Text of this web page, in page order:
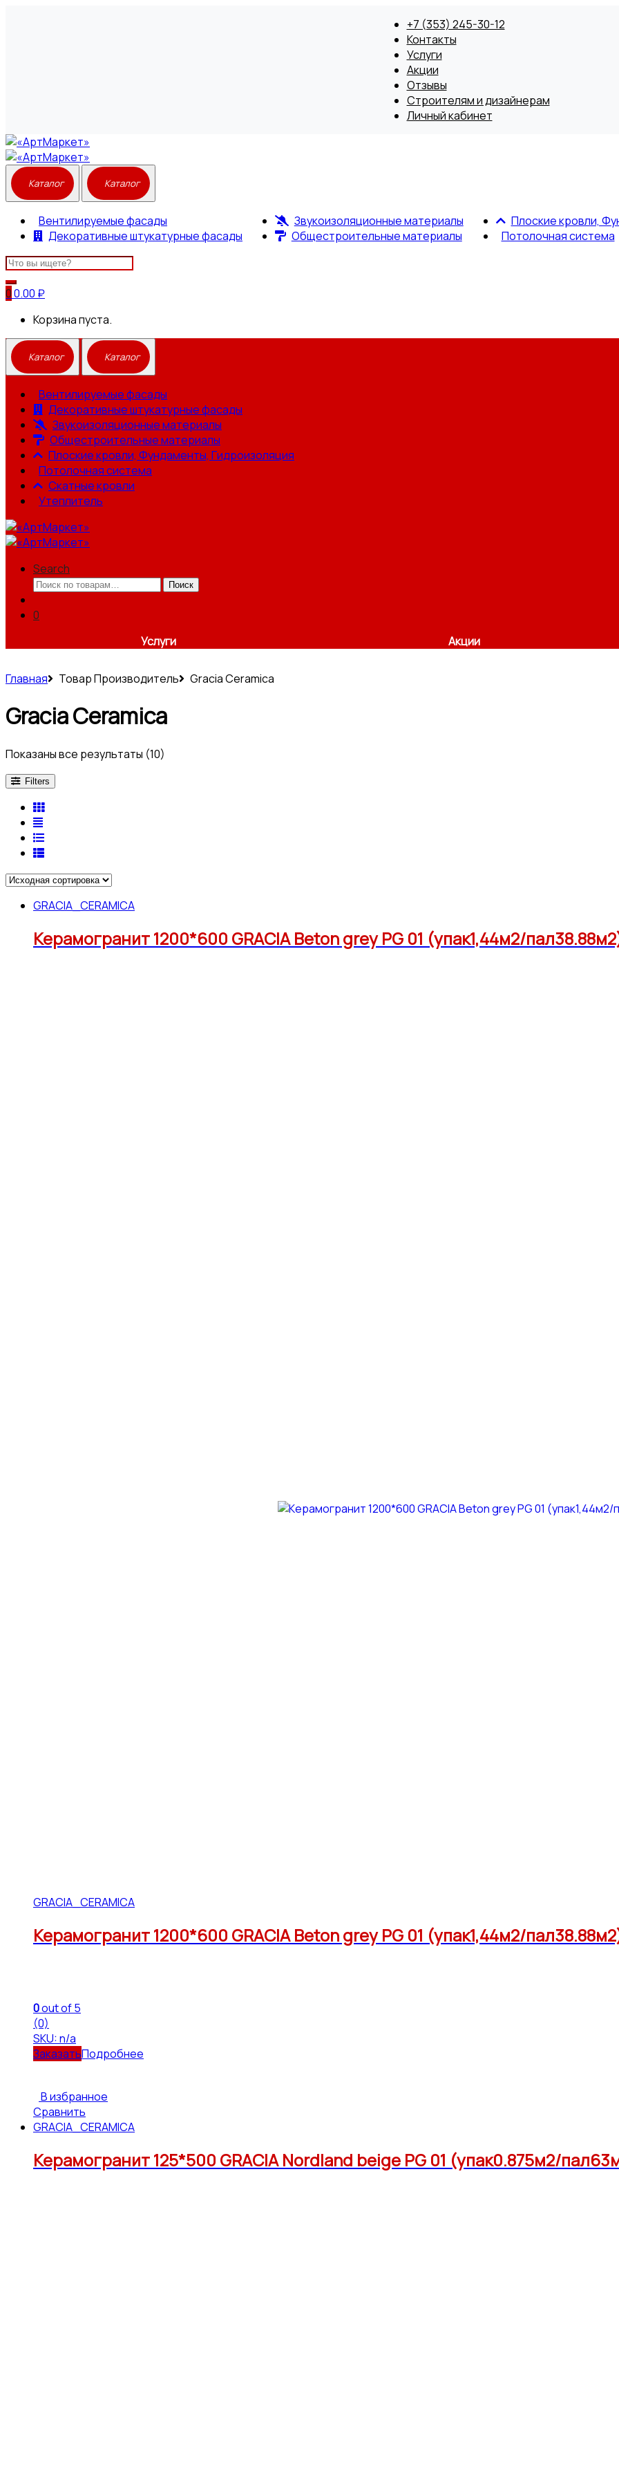
Вентилируемые фасады
Декоративные штукатурные фасады
Звукоизоляционные материалы
Общестроительные материалы
Плоские кровли,
Потолочная система
Search
for:
00.00 ₽
Корзина пуста.
+7 (353) 245-30-12
Контакты
Услуги
Акции
Отзывы
Строителям и дизайнерам
Личный кабинет
Вентилируемые фасады
Декоративные штукатурные фасады
Звукоизоляционные материалы
Общестроительные материалы
Плоские кровли, Фундаменты, Гидроизоляция
Потолочная система
Скатные кровли
Утеплитель
Search
Искать:
Поиск
0
Услуги
Акции
Главная Товар Производитель Gracia Ceramica
Gracia Ceramica
Показаны все результаты (10)
Filters
GRACIA_CERAMICA
Керамогранит 1200*600 GRACIA Beton grey PG 01 (упак1,44м2/
GRACIA_CERAMICA
Керамогранит 1200*600 GRACIA Beton grey PG 01 (упак1,44м2/
0out of 5
(0)
SKU: n/a
Подробнее
В избранное
Сравнить
GRACIA_CERAMICA
Керамогранит 125*500 GRACIA Nordland beige PG 01 (упак0.875м2/